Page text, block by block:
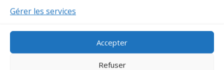
Gérer les services
Accepter
Refuser
à
54,90€